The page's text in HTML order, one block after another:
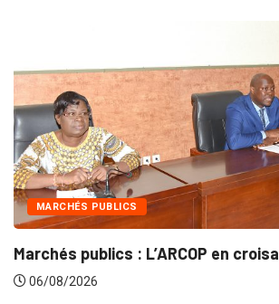
pour plus...
INTÉGRATION RÉGIONALE
Gestion concertée